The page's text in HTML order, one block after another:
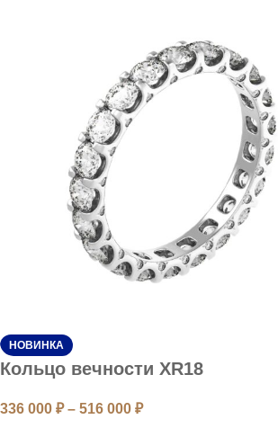
НОВИНКА
Кольцо вечности XR18
336 000 ₽ – 516 000 ₽